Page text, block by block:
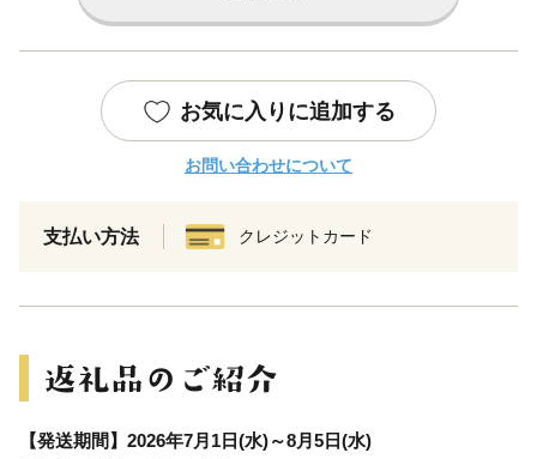
お気に入りに追加する
お問い合わせについて
支払い方法 クレジットカード
【発送期間】2026年7月1日(水)～8月5日(水)